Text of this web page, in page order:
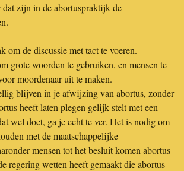
dat zijn in de abortuspraktijk de
om de discussie met tact te voeren.
grote woorden te gebruiken, en mensen te
moordenaar uit te maken.
blijven in je afwijzing van abortus, zonder
heeft laten plegen gelijk stelt met een
wel doet, ga je echt te ver. Het is nodig om
met de maatschappelijke
mensen tot het besluit komen abortus
regering wetten heeft gemaakt die abortus